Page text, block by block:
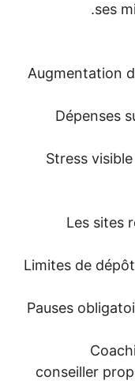
–
–
–
Les
– Limites
– Pauses